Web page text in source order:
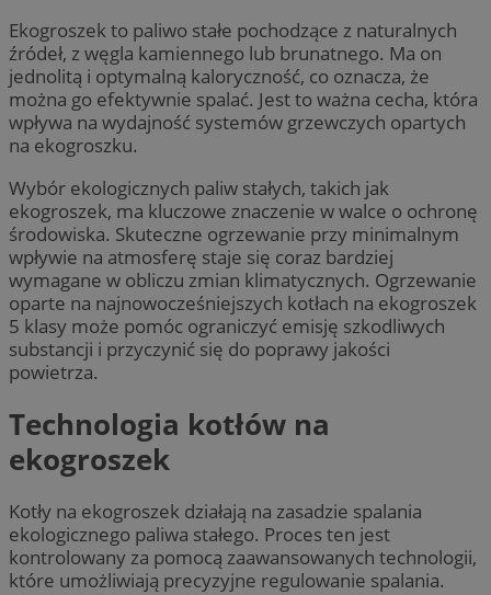
Ekogroszek to paliwo stałe pochodzące z naturalnych
źródeł, z węgla kamiennego lub brunatnego. Ma on
jednolitą i optymalną kaloryczność, co oznacza, że
można go efektywnie spalać. Jest to ważna cecha, która
wpływa na wydajność systemów grzewczych opartych
na ekogroszku.
Wybór ekologicznych paliw stałych, takich jak
ekogroszek, ma kluczowe znaczenie w walce o ochronę
środowiska. Skuteczne ogrzewanie przy minimalnym
wpływie na atmosferę staje się coraz bardziej
wymagane w obliczu zmian klimatycznych. Ogrzewanie
oparte na najnowocześniejszych kotłach na ekogroszek
5 klasy może pomóc ograniczyć emisję szkodliwych
substancji i przyczynić się do poprawy jakości
powietrza.
Technologia kotłów na
ekogroszek
Kotły na ekogroszek działają na zasadzie spalania
ekologicznego paliwa stałego. Proces ten jest
kontrolowany za pomocą zaawansowanych technologii,
które umożliwiają precyzyjne regulowanie spalania.